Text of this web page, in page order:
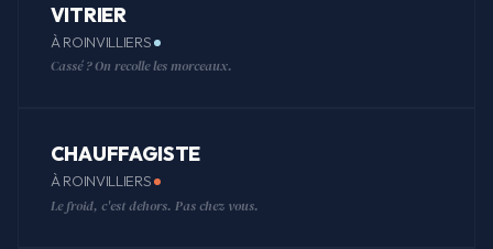
VITRIER
À ROINVILLIERS
Cassé ? On recolle les morceaux.
CHAUFFAGISTE
À ROINVILLIERS
Le froid, c'est dehors. Pas chez vous.